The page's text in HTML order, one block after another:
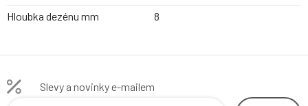
Hloubka dezénu mm
8
Slevy a novinky e-mailem